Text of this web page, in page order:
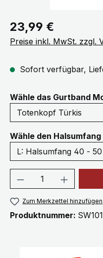
Regulärer Preis:
23,99 €
Preise inkl. MwSt. zzgl.
Sofort verfügbar,
Wähle das Gurtband
Wähle den Halsumfang
Produkt
Zum Merkzettel hinzufügen
Produktnummer: